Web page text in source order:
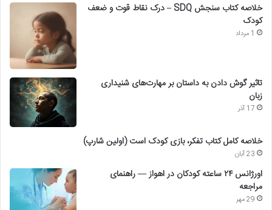
خلاصه کتاب سنجش SDQ – درک نقاط قوت و ضعف
کودک
1 مرداد
تاثیر گوش دادن به داستان بر مهارت‌های شنیداری
زبان
17 آذر
خلاصه کامل کتاب تفکر، بازی کودک است (اولین شارپ)
23 آبان
اورژانس ۲۴ ساعته کودکان در اهواز — راهنمای
مراجعه
29 مهر